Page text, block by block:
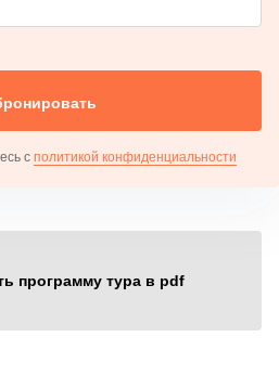
с политикой конфиденциальности
программу тура в pdf